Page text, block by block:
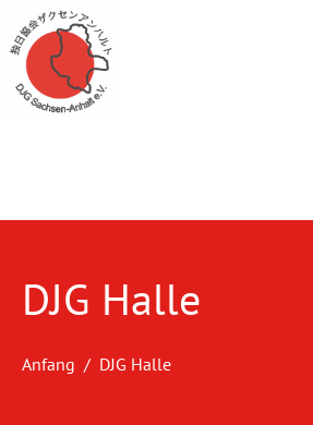
DJG Halle
Anfang DJG Halle